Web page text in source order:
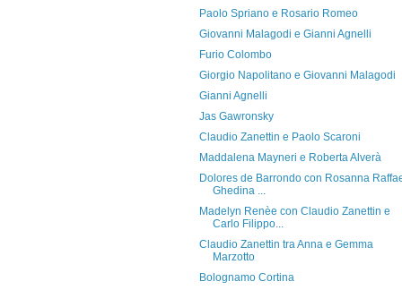
Paolo Spriano e Rosario Romeo
Giovanni Malagodi e Gianni Agnelli
Furio Colombo
Giorgio Napolitano e Giovanni Malagodi
Gianni Agnelli
Jas Gawronsky
Claudio Zanettin e Paolo Scaroni
Maddalena Mayneri e Roberta Alverà
Dolores de Barrondo con Rosanna
Ghedina ...
Madelyn Renèe con Claudio Zanettin e
Carlo Filippo...
Claudio Zanettin tra Anna e Gemma
Marzotto
Bolognamo Cortina